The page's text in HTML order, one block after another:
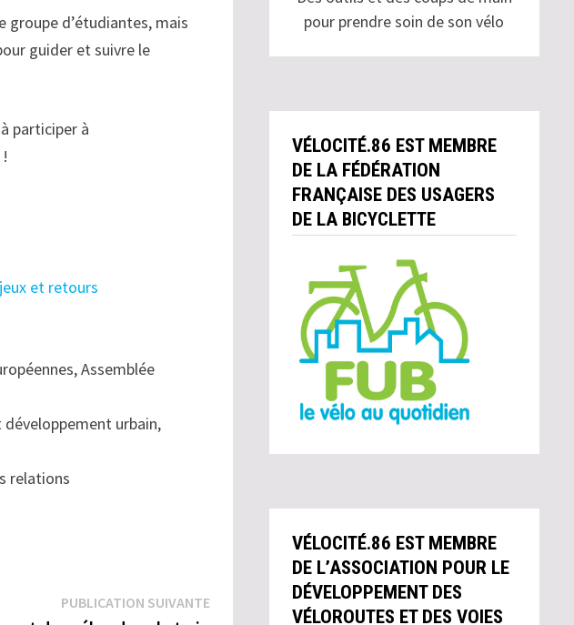
groupe d’étudiantes, mais
guider et suivre le
participer à
et retours
Assemblée
développement urbain,
relations
PUBLICATION SUIVANTEPublication
pour prendre soin de son vélo
VÉLOCITÉ.86 EST MEMBRE
DE LA FÉDÉRATION
FRANÇAISE DES USAGERS
DE LA BICYCLETTE
VÉLOCITÉ.86 EST MEMBRE
DE L’ASSOCIATION POUR LE
DÉVELOPPEMENT DES
VÉLOROUTES ET DES VOIES